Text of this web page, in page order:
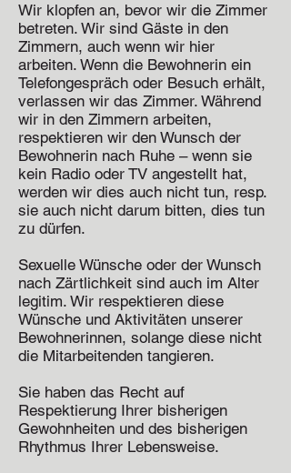
Wir klopfen an, bevor wir die Zimmer
betreten. Wir sind Gäste in den
Zimmern, auch wenn wir hier
arbeiten. Wenn die Bewohnerin ein
Telefongespräch oder Besuch erhält,
verlassen wir das Zimmer. Während
wir in den Zimmern arbeiten,
respektieren wir den Wunsch der
Bewohnerin nach Ruhe – wenn sie
kein Radio oder TV angestellt hat,
werden wir dies auch nicht tun, resp.
sie auch nicht darum bitten, dies tun
zu dürfen.
Sexuelle Wünsche oder der Wunsch
nach Zärtlichkeit sind auch im Alter
legitim. Wir respektieren diese
Wünsche und Aktivitäten unserer
Bewohnerinnen, solange diese nicht
die Mitarbeitenden tangieren.
Sie haben das Recht auf
Respektierung Ihrer bisherigen
Gewohnheiten und des bisherigen
Rhythmus Ihrer Lebensweise.